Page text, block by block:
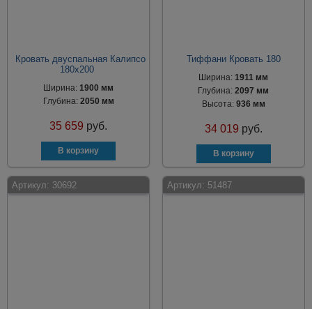
Кровать двуспальная Калипсо
180х200
Ширина:1900 мм
Глубина: 2050 мм
35 659 руб.
Тиффани Кровать 180
Ширина:1911 мм
Глубина:2097 мм
Высота: 936 мм
34 019 руб.
Артикул: 30692 Артикул: 51487